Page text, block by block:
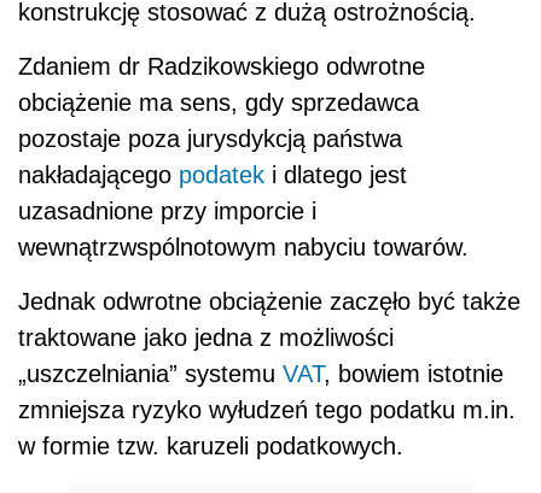
konstrukcję stosować z dużą ostrożnością.
Zdaniem dr Radzikowskiego odwrotne
obciążenie ma sens, gdy sprzedawca
pozostaje poza jurysdykcją państwa
nakładającego podatek i dlatego jest
uzasadnione przy imporcie i
wewnątrzwspólnotowym nabyciu towarów.
Jednak odwrotne obciążenie zaczęło być także
traktowane jako jedna z możliwości
„uszczelniania” systemu VAT, bowiem istotnie
zmniejsza ryzyko wyłudzeń tego podatku m.in.
w formie tzw. karuzeli podatkowych.